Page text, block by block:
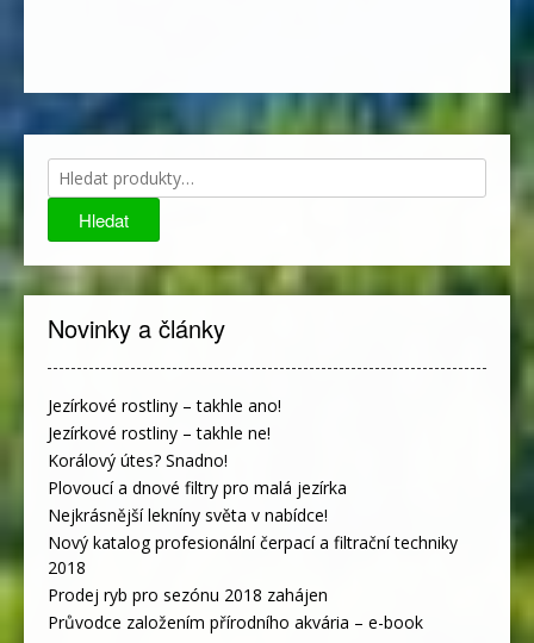
Hledat:
Hledat
Novinky a články
Jezírkové rostliny – takhle ano!
Jezírkové rostliny – takhle ne!
Korálový útes? Snadno!
Plovoucí a dnové filtry pro malá jezírka
Nejkrásnější lekníny světa v nabídce!
Nový katalog profesionální čerpací a filtrační techniky
2018
Prodej ryb pro sezónu 2018 zahájen
Průvodce založením přírodního akvária – e-book